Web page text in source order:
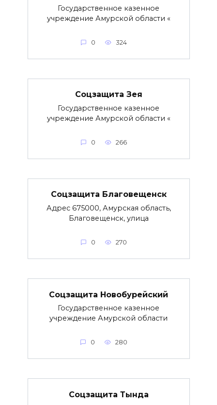
Государственное казенное
учреждение Амурской области «
0 324
Соцзащита Зея
Государственное казенное
учреждение Амурской области «
0 266
Соцзащита Благовещенск
Адрес 675000, Амурская область,
Благовещенск, улица
0 270
Соцзащита Новобурейский
Государственное казенное
учреждение Амурской области
0 280
Соцзащита Тында